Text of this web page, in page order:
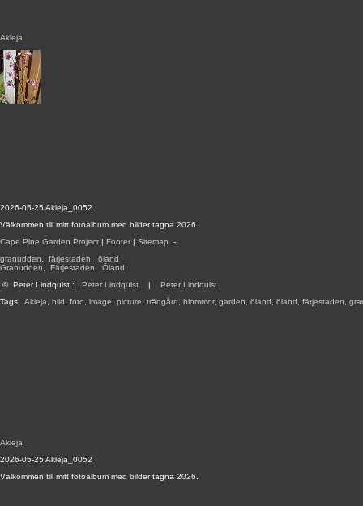
2026-05-25 Akleja_0052
Välkommen till mitt fotoalbum med bilder tagna 2026.
Cape Pine Garden Project | Footer | Sitemap -
granudden
färjestaden
öland
Granudden
Färjestaden
Öland
© Peter Lindquist : Peter Lindquist | Peter Lindquist
Tags: Akleja bild foto image picture trädgård blommor, garden öland öland färjestaden
Akleja
Akleja
2026-05-25 Akleja_0052
Välkommen till mitt fotoalbum med bilder tagna 2026.